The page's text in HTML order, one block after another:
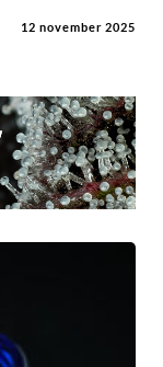
12 november 2025